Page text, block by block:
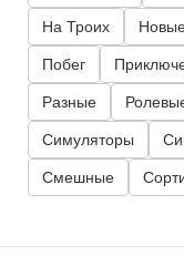
На Троих
Побег
Разные
Симуляторы
Смешные